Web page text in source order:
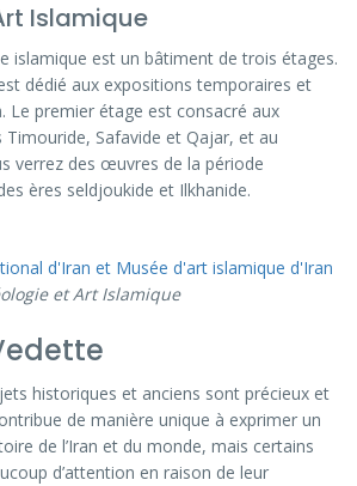
Islamique
islamique est un bâtiment de trois étages.
dédié aux expositions temporaires et
Le premier étage est consacré aux
Safavide et Qajar, et au
verrez des œuvres de la période
ères seldjoukide et Ilkhanide.
et Art Islamique
historiques et anciens sont précieux et
de manière unique à exprimer un
de l’Iran et du monde, mais certains
d’attention en raison de leur